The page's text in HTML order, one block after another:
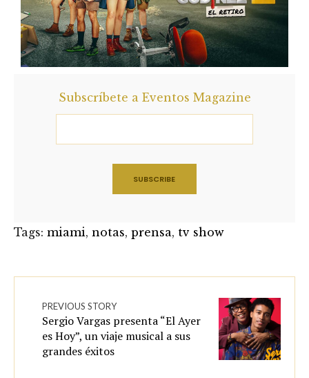
Subscríbete a Eventos Magazine
Tags: miami, notas, prensa, tv show
PREVIOUS STORY
Sergio Vargas presenta “El Ayer
es Hoy”, un viaje musical a sus
grandes éxitos